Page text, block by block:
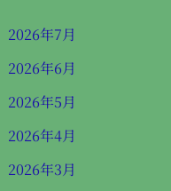
2026年7月
2026年6月
2026年5月
2026年4月
2026年3月